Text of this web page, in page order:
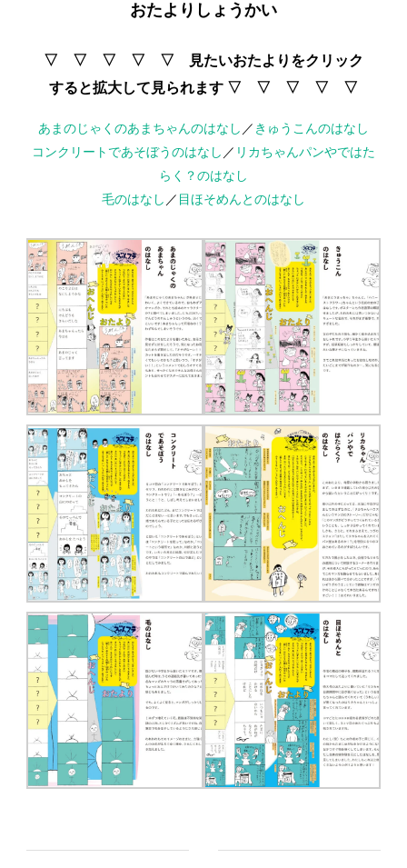
おたよりしょうかい
▽ ▽ ▽ ▽ ▽ 見たいおたよりをクリック
すると拡大して見られます ▽ ▽ ▽ ▽ ▽
あまのじゃくのあまちゃんのはなし ／ きゅうこんのはなし
コンクリートであそぼうのはなし ／ リカちゃんパンやではた
らく？のはなし
毛のはなし ／ 目ほそめんとのはなし